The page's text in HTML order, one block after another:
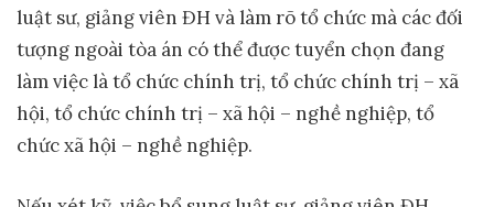
luật sư, giảng viên ĐH và làm rõ tổ chức mà các đối
tượng ngoài tòa án có thể được tuyển chọn đang
làm việc là tổ chức chính trị, tổ chức chính trị – xã
hội, tổ chức chính trị – xã hội – nghề nghiệp, tổ
chức xã hội – nghề nghiệp.